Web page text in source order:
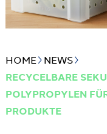
HOME NEWS
RECYCELBARE
POLYPROPYLEN
PRODUKTE